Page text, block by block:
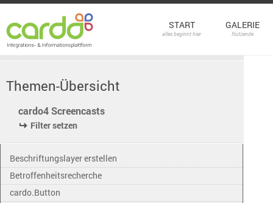
START
alles beginnt hier
GALERIE
Nutzende
Themen-Übersicht
cardo4 Screencasts
Filter setzen
Beschriftungslayer erstellen
Betroffenheitsrecherche
cardo.Button